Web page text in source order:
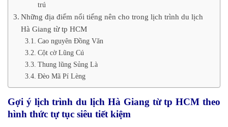
trú
Những địa điểm nổi tiếng nên cho trong lịch trình du lịch
Hà Giang từ tp HCM
Cao nguyên Đồng Văn
Cột cờ Lũng Cú
Thung lũng Sủng Là
Đèo Mã Pí Lèng
Gợi ý lịch trình du lịch Hà Giang từ tp HCM theo
hình thức tự tục siêu tiết kiệm